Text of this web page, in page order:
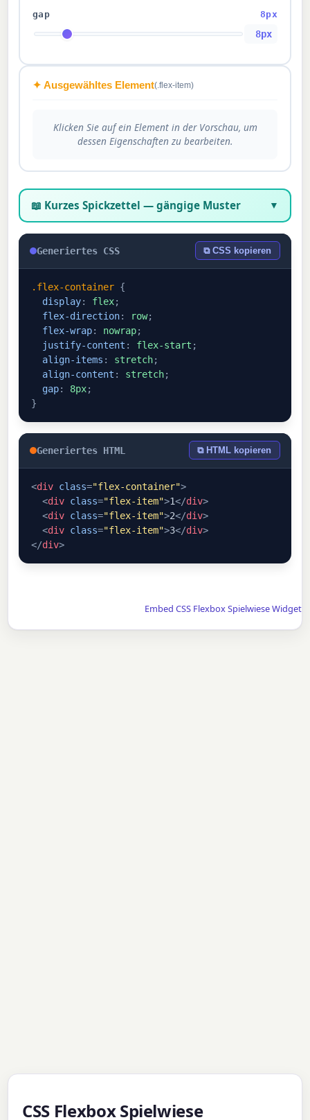
gap 8px
8px
✦ Ausgewähltes Element(.flex-item)
Klicken Sie auf ein Element in der Vorschau, um
dessen Eigenschaften zu bearbeiten.
📖 Kurzes Spickzettel — gängige Muster ▼
Generiertes CSS ⧉ CSS kopieren
.flex-container {
display: flex;
flex-direction: row;
flex-wrap: nowrap;
justify-content : flex-start ;
align-items : stretch;
align-content : stretch;
gap: 8px;
}
Generiertes HTML ⧉ HTML kopieren
<div class="flex-container">
<div class="flex-item">1</div>
<div class="flex-item">2</div>
<div class="flex-item">3</div>
</div>
Embed CSS Flexbox Spielwiese Widget
CSS Flexbox Spielwiese